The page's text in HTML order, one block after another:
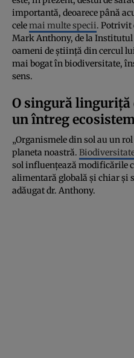
importantă, deoarece până
celemai multe specii. Potrivit
Mark Anthony, de la
oameni de știință din cercul
mai bogat în biodiversitate,
sens.
O singură linguriță
un întreg
„Organismele din sol au un
planeta noastră.
sol influențează modificările
alimentară globală și chiar și
adăugat dr. Anthony.